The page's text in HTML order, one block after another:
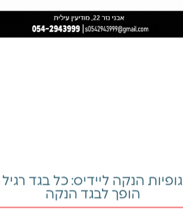
סימפיזיוליזיס! מה זה בכלל? ספיר
גולדברג